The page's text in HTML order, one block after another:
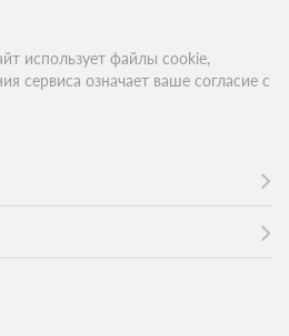
использует файлы cookie,
сервиса означает ваше согласие с